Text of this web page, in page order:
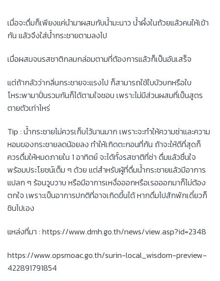
เมื่อจะดื่มก็เพียงแค่นำมาผสมกับน้ำมะนาว น้ำผึ้งในถ้วยแล้วคนให้เข้า
กัน แล้วจึงใส่น้ำกระชายตามลงไป
เมื่อผสมจนรสชาติกลมกล่อมตามที่ต้องการแล้วก็เป็นอันเสร็จ
แต่ถ้ากลัวว่ากลิ่นกระชายจะแรงไป ก็สามารถใช้ใบบัวบกหรือใบ
โหระพามาปั่นรวมกันก็ได้ตามใจชอบ เพราะไม่มีส่วนผสมที่เป็นสูตร
ตายตัวเท่าไหร่
Tip : น้ำกระชายไม่ควรเก็บไว้นานมาก เพราะจะทำให้ความซ่าและความ
หอมของกระชายลดน้อยลง ทำให้เกิดตะกอนที่ก้น ถ้าจะให้ดีที่สุดก็
ควรดื่มให้หมดภายใน 1 อาทิตย์ จะได้ทั้งรสชาติที่ซ่า ดื่มแล้วชื่นใจ
พร้อมประโยชน์เต็ม ๆ ด้วย แต่สำหรับผู้ที่ดื่มน้ำกระชายแล้วมีอาการ
แปลก ๆ ร้อนวูบวาบ หรือมีอาการเหงื่อออกหรือเรอออกมาก็ไม่ต้อง
ตกใจ เพราะเป็นอาการปกติที่อาจเกิดขึ้นได้ หากดื่มไปสักพักเดี๋ยวก็
ชินไปเอง
แหล่งที่มา : https://www.dmh.go.th/news/view.asp?id=2348
https://www.opsmoac.go.th/surin-local_wisdom-preview-
422891791854